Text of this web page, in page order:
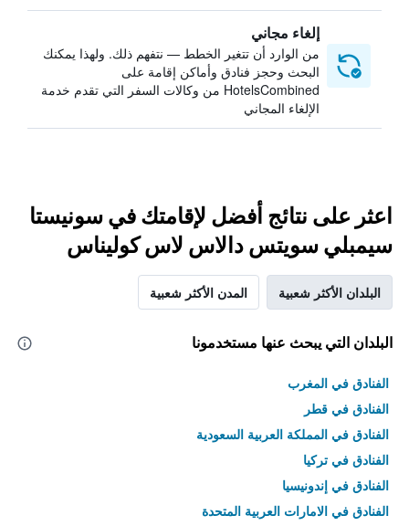
إلغاء مجاني
من الوارد أن تتغير الخطط — نتفهم ذلك. ولهذا يمكنك
البحث وحجز فنادق وأماكن إقامة على
HotelsCombined من وكالات السفر التي تقدم خدمة
الإلغاء المجاني
اعثر على نتائج أفضل لإقامتك في سونيستا
سيمبلي سويتس دالاس لاس كوليناس
البلدان الأكثر شعبية المدن الأكثر شعبية
البلدان التي يبحث عنها مستخدمونا
الفنادق في المغرب
الفنادق في قطر
الفنادق في المملكة العربية السعودية
الفنادق في تركيا
الفنادق في إندونيسيا
الفنادق في الامارات العربية المتحدة